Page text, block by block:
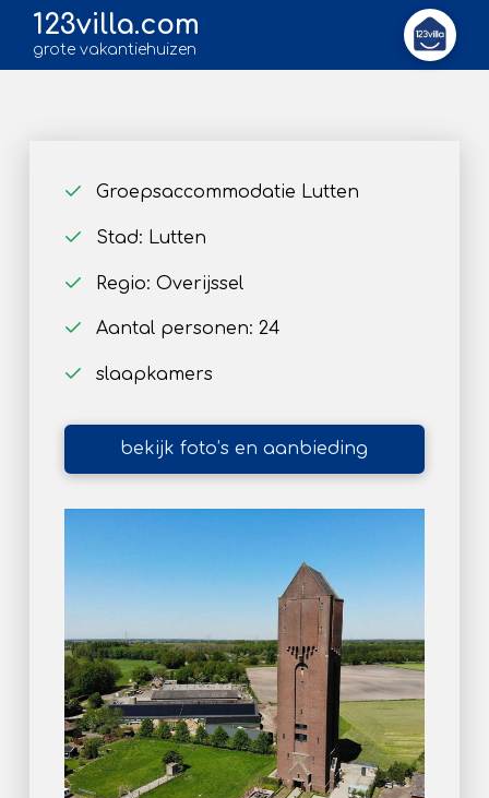
123villa.com
grote vakantiehuizen
Groepsaccommodatie Lutten
Stad: Lutten
Regio: Overijssel
Aantal personen: 24
slaapkamers
bekijk foto’s en aanbieding